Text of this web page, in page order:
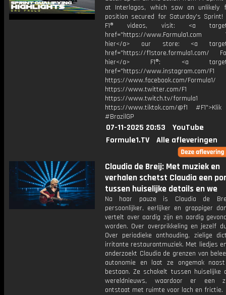
at Interlagos, which saw an unlikely
position secured for Saturday's Sprint!
F1® videos, visit: <a
href="https://www.Formula1.com
hier</a> our store: <a
href="https://f1store.formula1.com/
hier</a> F1®: <a
href="https://www.instagram.com/F1
https://www.facebook.com/Formula1/
https://www.twitter.com/F1
https://www.twitch.tv/formula1
https://www.tiktok.com/@f1
#BrazilGP
07-11-2025 20:53
YouTube
Formule1.TV
Alle afleveringen
Claudia de Breij: Met muziek en
verhalen schetst Claudia een
tussen huiselijke details en we
Na haar pauze is Claudia de
persoonlijker, eerlijker en grappiger
vertelt over aardig zijn en aardig
worden. Over overprikkeling en jezelf
Over periodieke onthouding, zielige
irritante restaurantmuziek. Met liedjes
onderzoekt Claudia de grenzen van
autonomie en laat ze ongemak
bestaan. Ze schakelt tussen huiselijke
wereldnieuws, waardoor er een
ontstaat met ruimte voor lach en frictie.